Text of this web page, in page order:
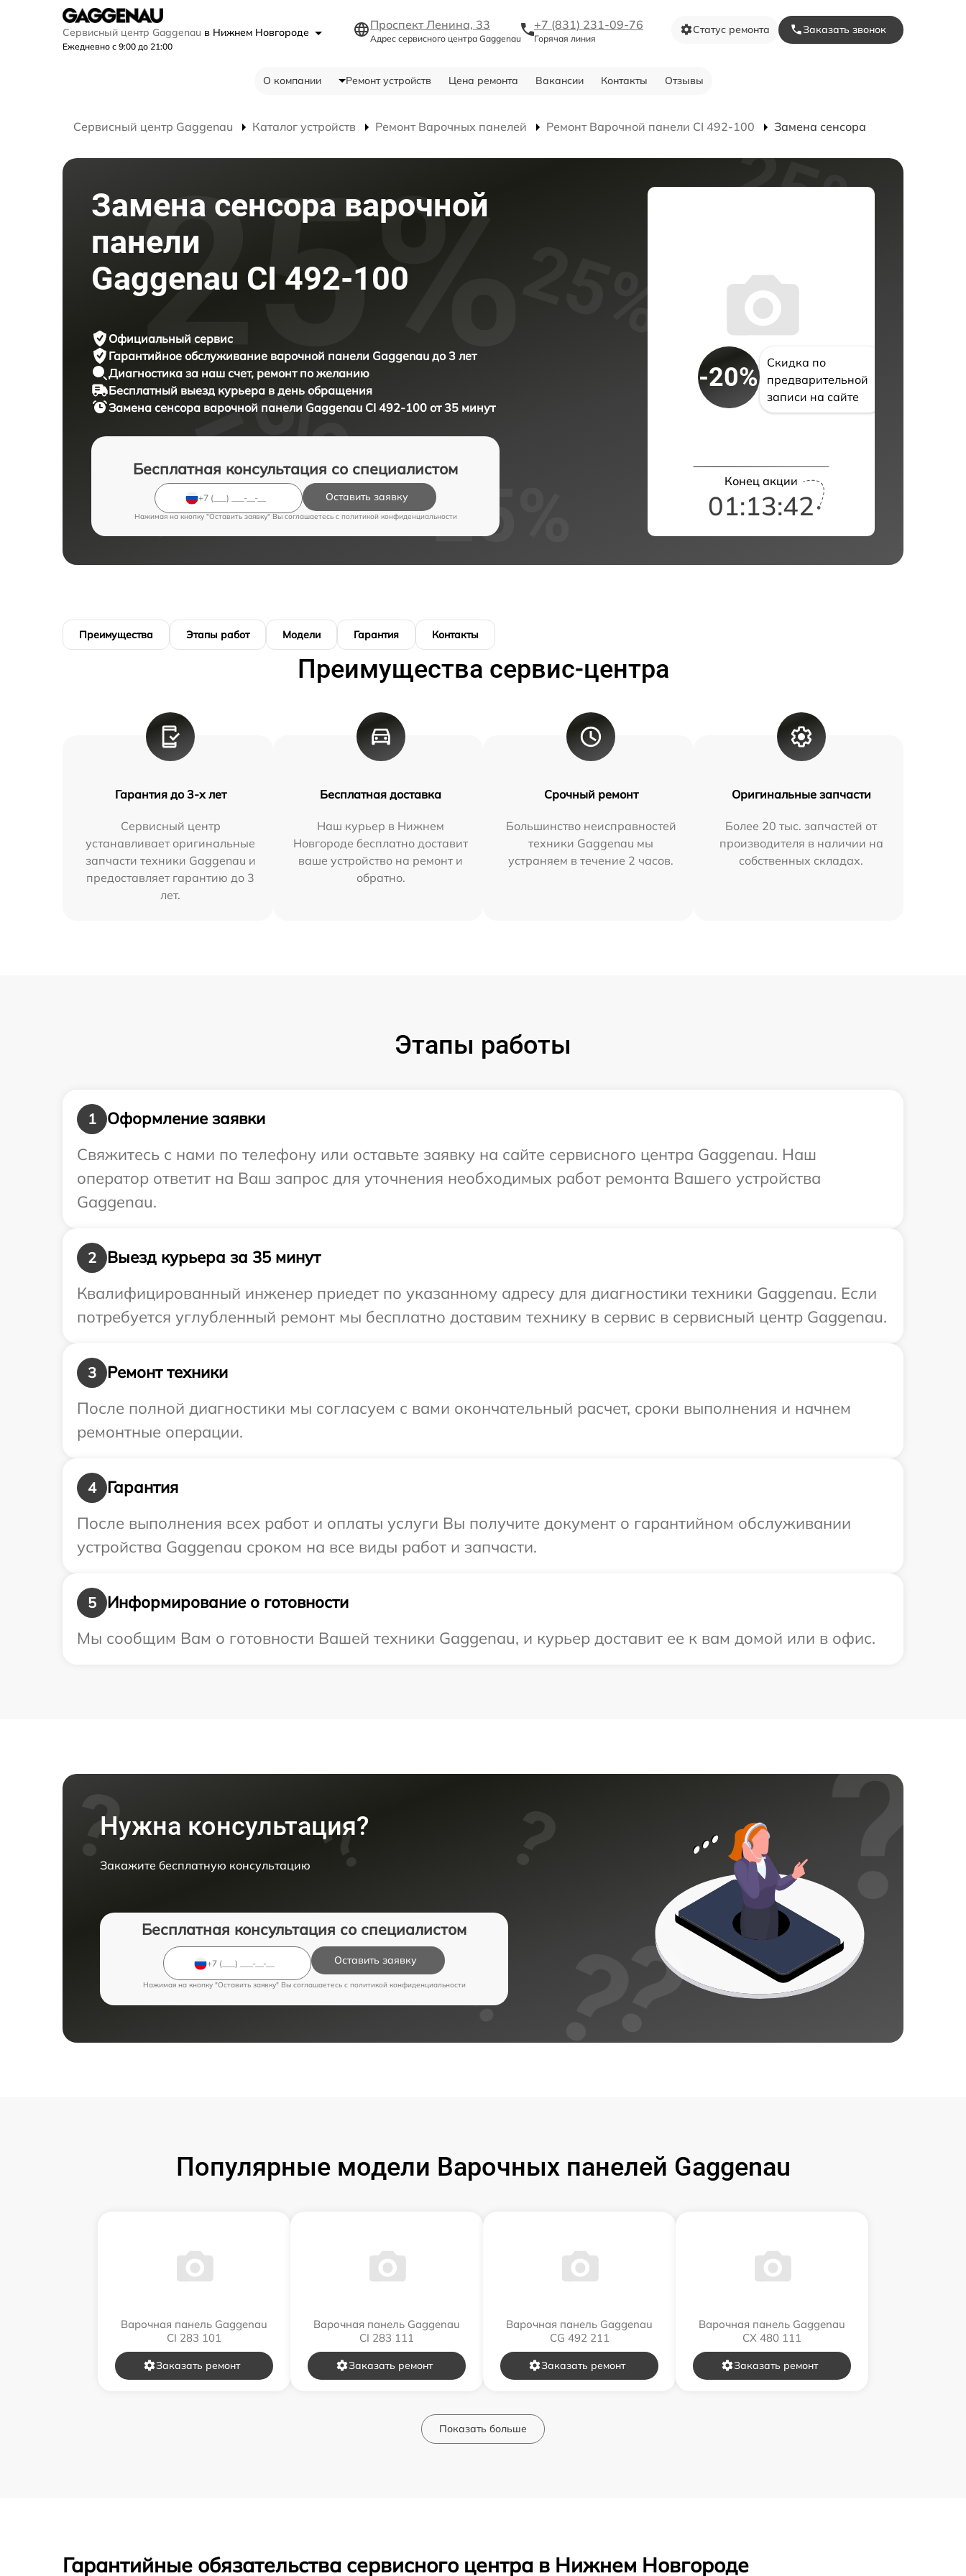
Сервисный центр Gaggenau в Нижнем Новгороде
Ежедневно с 9:00 до 21:00
Проспект Ленина, 33
Адрес сервисного центра Gaggenau
+7 (831) 231-09-76
Горячая линия
Статус ремонта Заказать звонок
О компании Ремонт устройств Цена ремонта Вакансии Контакты Отзывы
Сервисный центр Gaggenau Каталог устройств Ремонт Варочных панелей Ремонт Варочной панели CI 492-100 Замена сенсора
Замена сенсора варочной
панели
Gaggenau CI 492-100
Официальный сервис
Гарантийное обслуживание варочной панели Gaggenau до 3 лет
Диагностика за наш счет, ремонт по желанию
Бесплатный выезд курьера в день обращения
Замена сенсора варочной панели Gaggenau CI 492-100 от 35 минут
Бесплатная консультация со специалистом
Оставить заявку
Нажимая на кнопку "Оставить заявку" Вы соглашаетесь c политикой конфиденциальности
-20%
Скидка по
предварительной
записи на сайте
Конец акции
01:13:42
Преимущества Этапы работ Модели Гарантия Контакты
Преимущества сервис-центра
Гарантия до 3-х лет
Сервисный центр
устанавливает оригинальные
запчасти техники Gaggenau и
предоставляет гарантию до 3
лет.
Бесплатная доставка
Наш курьер в Нижнем
Новгороде бесплатно доставит
ваше устройство на ремонт и
обратно.
Срочный ремонт
Большинство неисправностей
техники Gaggenau мы
устраняем в течение 2 часов.
Оригинальные запчасти
Более 20 тыс. запчастей от
производителя в наличии на
собственных складах.
Этапы работы
1
Оформление заявки
Свяжитесь с нами по телефону или оставьте заявку на сайте сервисного центра Gaggenau. Наш
оператор ответит на Ваш запрос для уточнения необходимых работ ремонта Вашего устройства
Gaggenau.
2
Выезд курьера за 35 минут
Квалифицированный инженер приедет по указанному адресу для диагностики техники Gaggenau. Если
потребуется углубленный ремонт мы бесплатно доставим технику в сервис в сервисный центр Gaggenau.
3
Ремонт техники
После полной диагностики мы согласуем с вами окончательный расчет, сроки выполнения и начнем
ремонтные операции.
4
Гарантия
После выполнения всех работ и оплаты услуги Вы получите документ о гарантийном обслуживании
устройства Gaggenau сроком на все виды работ и запчасти.
5
Информирование о готовности
Мы сообщим Вам о готовности Вашей техники Gaggenau, и курьер доставит ее к вам домой или в офис.
Нужна консультация?
Закажите бесплатную консультацию
Бесплатная консультация со специалистом
Оставить заявку
Нажимая на кнопку "Оставить заявку" Вы соглашаетесь c политикой конфиденциальности
Популярные модели Варочных панелей Gaggenau
Варочная панель Gaggenau
CI 283 101
Заказать ремонт
Варочная панель Gaggenau
CI 283 111
Заказать ремонт
Варочная панель Gaggenau
CG 492 211
Заказать ремонт
Варочная панель Gaggenau
CX 480 111
Заказать ремонт
Показать больше
Гарантийные обязательства сервисного центра в Нижнем Новгороде